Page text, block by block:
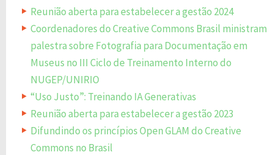
Reunião aberta para estabelecer a gestão 2024
Coordenadores do Creative Commons Brasil ministram
palestra sobre Fotografia para Documentação em
Museus no III Ciclo de Treinamento Interno do
NUGEP/UNIRIO
“Uso Justo”: Treinando IA Generativas
Reunião aberta para estabelecer a gestão 2023
Difundindo os princípios Open GLAM do Creative
Commons no Brasil